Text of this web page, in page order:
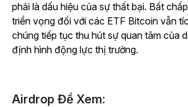
phải là dấu hiệu của sự thất bại. Bất
triển vọng đối với các ETF Bitcoin vẫn
chúng tiếp tục thu hút sự quan tâm của
định hình động lực thị trường.
Airdrop Để Xem: